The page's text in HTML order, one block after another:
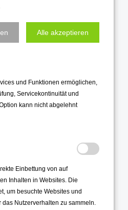
2023
Alle akzeptieren
und Funktionen ermöglichen,
Servicekontinuität und
kann nicht abgelehnt
Einbettung von auf
Inhalten in Websites. Die
um besuchte Websites und
Nutzerverhalten zu sammeln.